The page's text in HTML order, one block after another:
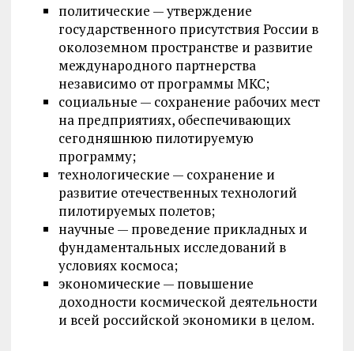
политические — утверждение
государственного присутствия России в
околоземном пространстве и развитие
международного партнерства
независимо от программы МКС;
социальные — сохранение рабочих мест
на предприятиях, обеспечивающих
сегодняшнюю пилотируемую
программу;
технологические — сохранение и
развитие отечественных технологий
пилотируемых полетов;
научные — проведение прикладных и
фундаментальных исследований в
условиях космоса;
экономические — повышение
доходности космической деятельности
и всей российской экономики в целом.